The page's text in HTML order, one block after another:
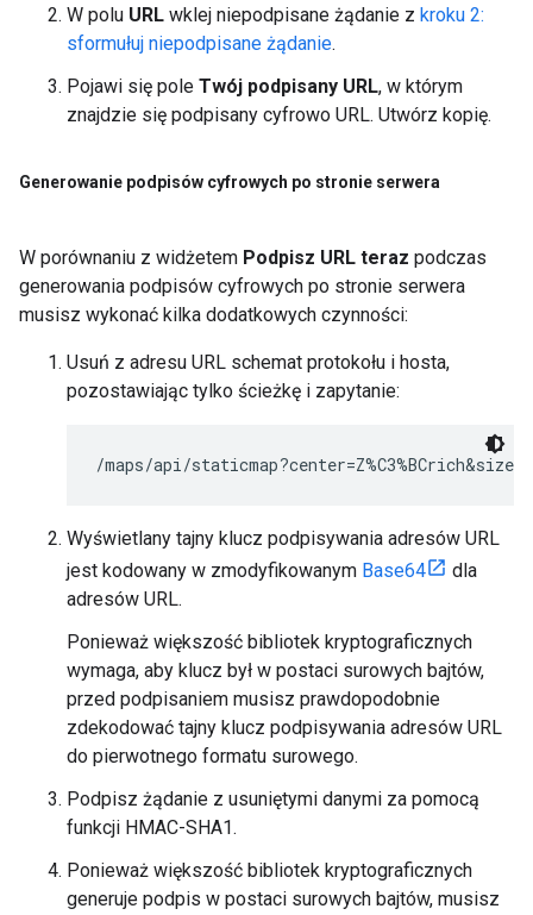
W polu URL wklej niepodpisane żądanie z kroku 2:
sformułuj niepodpisane żądanie.
Pojawi się pole Twój podpisany URL, w którym
znajdzie się podpisany cyfrowo URL. Utwórz kopię.
Generowanie podpisów cyfrowych po stronie serwera
W porównaniu z widżetem Podpisz URL teraz podczas
generowania podpisów cyfrowych po stronie serwera
musisz wykonać kilka dodatkowych czynności:
Usuń z adresu URL schemat protokołu i hosta,
pozostawiając tylko ścieżkę i zapytanie:
/maps/api/
Wyświetlany tajny klucz podpisywania adresów URL
jest kodowany w zmodyfikowanym Base64
dla
adresów URL.
Ponieważ większość bibliotek kryptograficznych
wymaga, aby klucz był w postaci surowych bajtów,
przed podpisaniem musisz prawdopodobnie
zdekodować tajny klucz podpisywania adresów URL
do pierwotnego formatu surowego.
Podpisz żądanie z usuniętymi danymi za pomocą
funkcji HMAC-SHA1.
Ponieważ większość bibliotek kryptograficznych
generuje podpis w postaci surowych bajtów, musisz